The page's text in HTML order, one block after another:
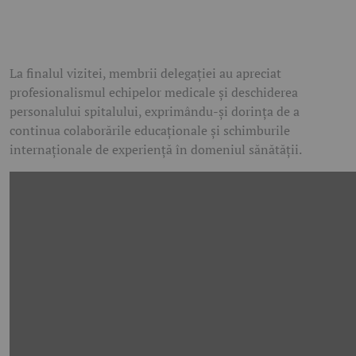
La finalul vizitei, membrii delegației au apreciat
profesionalismul echipelor medicale și deschiderea
personalului spitalului, exprimându-și dorința de a
continua colaborările educaționale și schimburile
internaționale de experiență în domeniul sănătății.